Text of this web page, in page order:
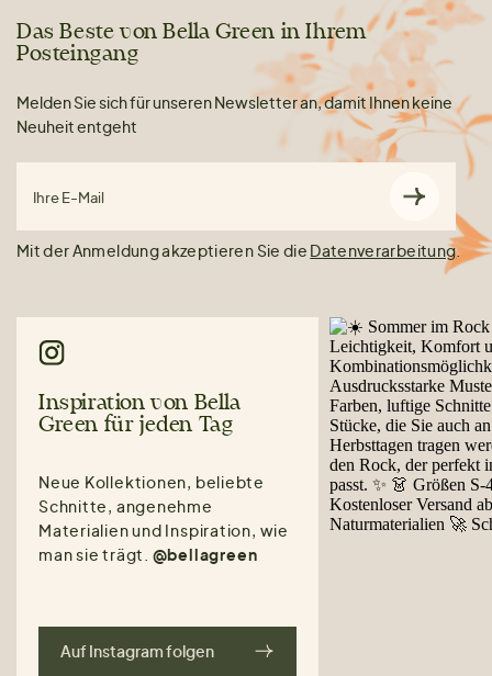
Das Beste von Bella Green in Ihrem
Posteingang
Melden Sie sich für unseren Newsletter an, damit Ihnen keine
Neuheit entgeht
Ihre E-Mail
Mit der Anmeldung akzeptieren Sie die Datenverarbeitung.
Inspiration von Bella
Green für jeden Tag
Neue Kollektionen, beliebte
Schnitte, angenehme
Materialien und Inspiration, wie
man sie trägt. @bellagreen
Auf Instagram folgen